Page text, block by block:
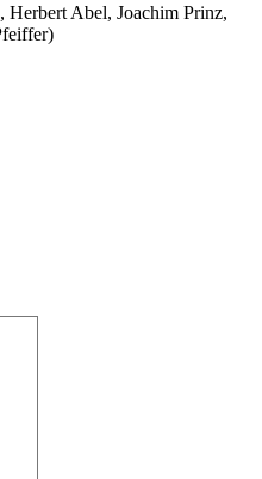
Abel, Joachim Prinz,